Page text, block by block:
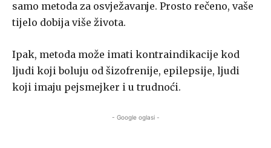
samo metoda za osvježavanje. Prosto rečeno, vaše
tijelo dobija više života.
Ipak, metoda može imati kontraindikacije kod
ljudi koji boluju od šizofrenije, epilepsije, ljudi
koji imaju pejsmejker i u trudnoći.
- Google oglasi -